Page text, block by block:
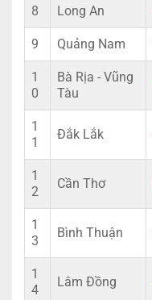
8 Long An
9 Quảng Nam
1
0
Bà Rịa - Vũng
Tàu
1
1
Đắk Lắk
1
2
Cần Thơ
1
3
Bình Thuận
1
4
Lâm Đồng